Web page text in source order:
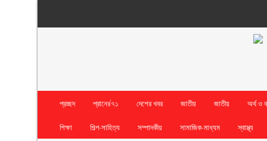
প্রচ্ছদ প্রানের’৭১ দেশের খবর জাতীয় জাতীয়
অর্থ ও
শিক্ষা
শিল্প-সাহিত্য সম্পাদকীয় সামাজিক-মাধ্যম স্বাস্থ্য